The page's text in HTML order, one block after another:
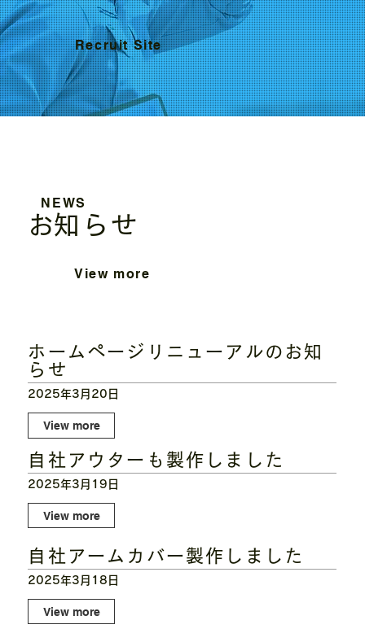
Recruit Site
NEWS
​お知らせ
View more
ホームページリニューアルのお知
らせ
2025年3月20日
View more
自社アウターも製作しました
2025年3月19日
View more
自社アームカバー製作しました
2025年3月18日
View more